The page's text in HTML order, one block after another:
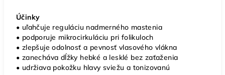
Účinky
• uľahčuje reguláciu nadmerného mastenia
• podporuje mikrocirkuláciu pri folikuloch
• zlepšuje odolnosť a pevnosť vlasového vlákna
• zanecháva dĺžky hebké a lesklé bez zaťaženia
• udržiava pokožku hlavy sviežu a tonizovanú